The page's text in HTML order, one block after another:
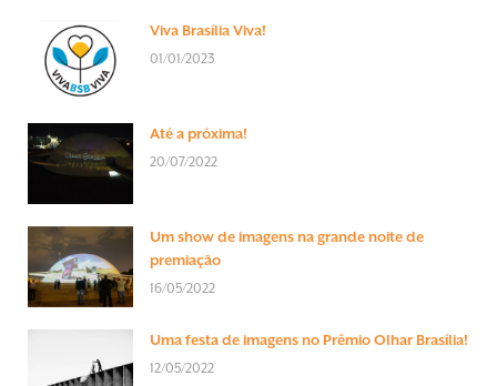
Viva Brasília Viva!
01/01/2023
Até a próxima!
20/07/2022
Um show de imagens na grande noite de
premiação
16/05/2022
Uma festa de imagens no Prêmio Olhar Brasília!
12/05/2022